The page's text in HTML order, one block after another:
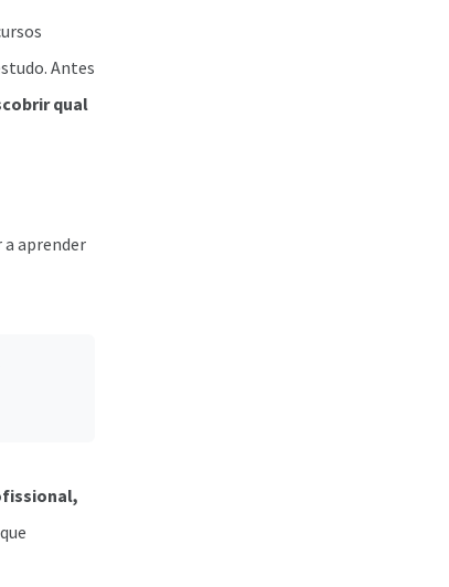
Antes
qual
aprender
que